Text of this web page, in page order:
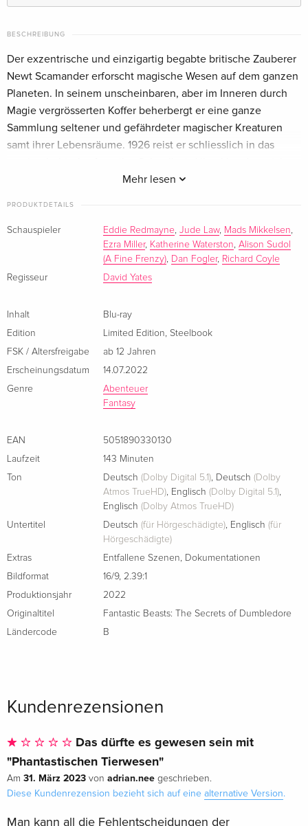
ray
Limited Edition, Steelbook — (ausgewählt)
Deutsch
CHF 32.90
CHF 35.50
Standard Edition
Englisch · UK Version
CHF 19.50
Englisch · US Version
Englisch · US Version
Standard Edition
Französisch
Limited Edition, Steelbook, 4K Ultra HD + Blu-
Französisch
Französisch
CHF 22.50
4K Ultra HD + Blu-ray
CHF 36.50
Italienisch
4K Ultra HD + Blu-ray
Italienisch
CHF 34.50
BESCHREIBUNG
Mehr lesen
Der exzentrische und einzigartig begabte britische Zauberer
Newt Scamander erforscht magische Wesen auf dem ganzen
Planeten. In seinem unscheinbaren, aber im Inneren durch
Magie vergrösserten Koffer beherbergt er eine ganze
Sammlung seltener und gefährdeter magischer Kreaturen
samt ihrer Lebensräume. 1926 reist er schliesslich in das
die magische Gemeinschaft in den USA regelrecht vor den
Enthüllung der Magie als im Vereinigten Königreich. Vor Ort
trifft er dann auf die rechtschaffende Porpetina „Tina“
Goldstein, Mitarbeiterin der US-Zaubereibehörde Magical
Congress of the United States of America, kurz "Macusa". Als
Koffer kommen, ist Chaos Programm.
PRODUKTDETAILS
Schauspieler Eddie Redmayne, Jude Law, Mads Mikkelsen,
Ezra Miller, Katherine Waterston, Alison Sudol
(A Fine Frenzy), Dan Fogler, Richard Coyle
Regisseur
David Yates
Inhalt
Blu-ray
Edition
Limited Edition, Steelbook
FSK / Altersfreigabe
ab 12 Jahren
Erscheinungsdatum
14.07.2022
Genre
Abenteuer
Fantasy
EAN
5051890330130
Laufzeit
143 Minuten
Ton
Deutsch (Dolby Digital 5.1), Deutsch (Dolby
Atmos TrueHD), Englisch (Dolby Digital 5.1),
Englisch (Dolby Atmos TrueHD)
Untertitel
Deutsch (für Hörgeschädigte), Englisch (für
Hörgeschädigte)
Extras
Entfallene Szenen, Dokumentationen
Bildformat
16/9, 2.39:1
Produktionsjahr
2022
Originaltitel
Fantastic Beasts: The Secrets of Dumbledore
Ländercode
B
Kundenrezensionen
Das dürfte es gewesen sein mit
"Phantastischen Tierwesen"
Am 31. März 2023 von adrian.nee geschrieben.
Diese Kundenrezension bezieht sich auf eine alternative Version.
Man kann all die Fehlentscheidungen der